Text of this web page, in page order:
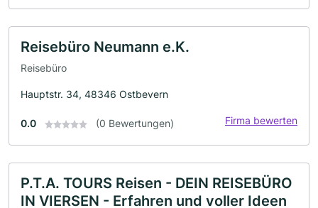
Reisebüro Neumann e.K.
Reisebüro
Hauptstr. 34, 48346 Ostbevern
0.0 (0 Bewertungen) Firma bewerten
P.T.A. TOURS Reisen - DEIN REISEBÜRO
IN VIERSEN - Erfahren und voller Ideen